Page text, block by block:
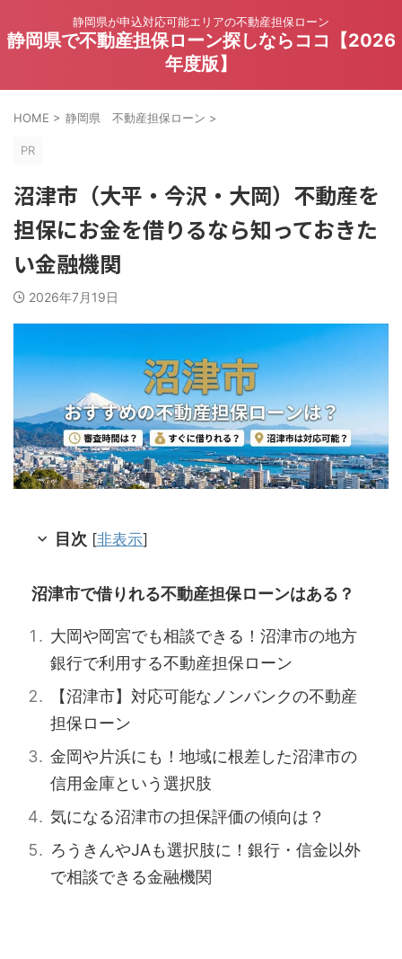
静岡県が申込対応可能エリアの不動産担保ローン
静岡県で不動産担保ローン探しならココ【2026
年度版】
HOME > 静岡県 不動産担保ローン >
PR
沼津市（大平・今沢・大岡）不動産を
担保にお金を借りるなら知っておきた
い金融機関
2026年7月19日
目次 [非表示]
沼津市で借りれる不動産担保ローンはある？
大岡や岡宮でも相談できる！沼津市の地方
銀行で利用する不動産担保ローン
【沼津市】対応可能なノンバンクの不動産
担保ローン
金岡や片浜にも！地域に根差した沼津市の
信用金庫という選択肢
気になる沼津市の担保評価の傾向は？
ろうきんやJAも選択肢に！銀行・信金以外
で相談できる金融機関